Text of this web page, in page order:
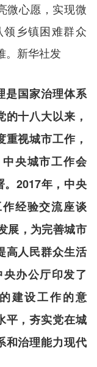
微心愿，实现微
乡镇困难群众
。新华社发
是国家治理体系
十八大以来，
视城市工作，
央城市工作会
2017年，中央
经验交流座谈
展，为完善城市
高人民群众生活
办公厅印发了
建设工作的意
平，夯实党在城
和治理能力现代